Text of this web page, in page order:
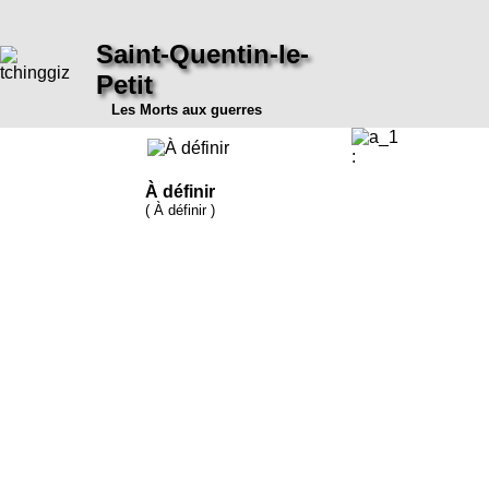
Saint-Quentin-le-
Petit
Les Morts aux guerres
À définir
( À définir )
: